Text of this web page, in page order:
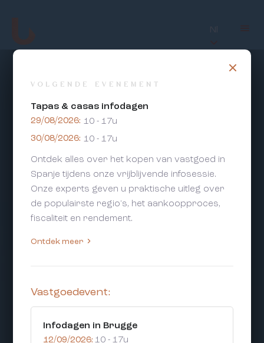
VOLGENDE EVENEMENT
Tapas & casas infodagen
29/08/2026: 10 - 17u
30/08/2026: 10 - 17u
Ontdek alles over het kopen van vastgoed in
Spanje tijdens onze vrijblijvende infosessie.
Onze experts geven u praktische uitleg over
de populairste regio's, het aankoopproces,
fiscaliteit en rendement.
Ontdek meer
Vastgoedevent:
Infodagen in Brugge
12/09/2026:10 - 17u